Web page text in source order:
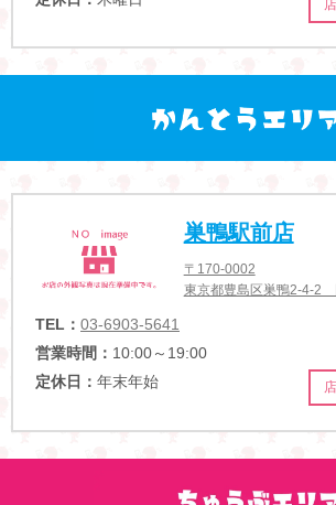
巣鴨駅前店
〒170-0002
東京都豊島区巣鴨2-4-2
TEL： 03-6903-5641
営業時間： 10:00～19:00
定休日： 年末年始